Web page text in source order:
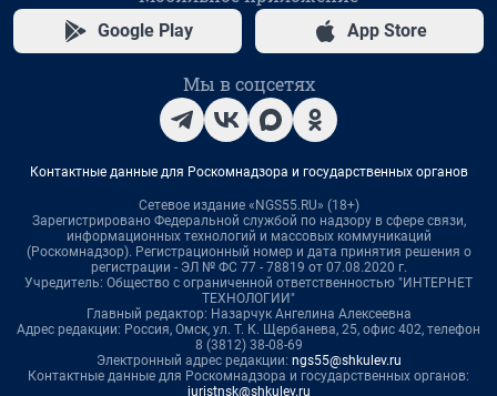
Google Play App Store
Мы в соцсетях
Контактные данные для Роскомнадзора и государственных органов
Сетевое издание «NGS55.RU» (18+)
Зарегистрировано Федеральной службой по надзору в сфере связи,
информационных технологий и массовых коммуникаций
(Роскомнадзор). Регистрационный номер и дата принятия решения о
регистрации - ЭЛ № ФС 77 - 78819 от 07.08.2020 г.
Учредитель: Общество с ограниченной ответственностью "ИНТЕРНЕТ
ТЕХНОЛОГИИ"
Главный редактор: Назарчук Ангелина Алексеевна
Адрес редакции: Россия, Омск, ул. Т. К. Щербанева, 25, офис 402, телефон
8 (3812) 38-08-69
Электронный адрес редакции: ngs55@shkulev.ru
Контактные данные для Роскомнадзора и государственных органов:
juristnsk@shkulev.ru